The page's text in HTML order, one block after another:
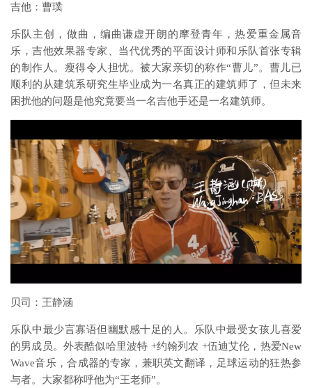
吉他：曹璞
乐队主创，做曲，编曲谦虚开朗的摩登青年，热爱重金属音
乐，吉他效果器专家、当代优秀的平面设计师和乐队首张专辑
的制作人。瘦得令人担忧。被大家亲切的称作“曹儿”。曹儿已
顺利的从建筑系研究生毕业成为一名真正的建筑师了，但未来
困扰他的问题是他究竟要当一名吉他手还是一名建筑师。
贝司：王静涵
乐队中最少言寡语但幽默感十足的人。乐队中最受女孩儿喜爱
的男成员。外表酷似哈里波特 +约翰列农 +伍迪艾伦，热爱New
Wave音乐，合成器的专家，兼职英文翻译，足球运动的狂热参
与者。大家都称呼他为“王老师”。